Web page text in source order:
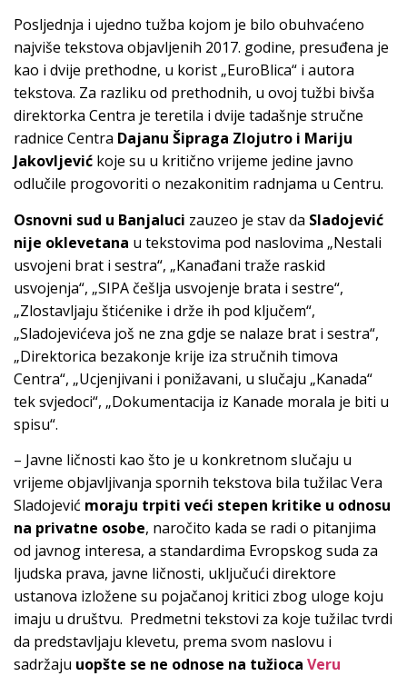
Posljednja i ujedno tužba kojom je bilo obuhvaćeno
najviše tekstova objavljenih 2017. godine, presuđena je
kao i dvije prethodne, u korist „EuroBlica“ i autora
tekstova. Za razliku od prethodnih, u ovoj tužbi bivša
direktorka Centra je teretila i dvije tadašnje stručne
radnice Centra Dajanu Šipraga Zlojutro i Mariju
Jakovljević koje su u kritično vrijeme jedine javno
odlučile progovoriti o nezakonitim radnjama u Centru.
Osnovni sud u Banjaluci zauzeo je stav da Sladojević
nije oklevetana u tekstovima pod naslovima „Nestali
usvojeni brat i sestra“, „Kanađani traže raskid
usvojenja“, „SIPA češlja usvojenje brata i sestre“,
„Zlostavljaju štićenike i drže ih pod ključem“,
„Sladojevićeva još ne zna gdje se nalaze brat i sestra“,
„Direktorica bezakonje krije iza stručnih timova
Centra“, „Ucjenjivani i ponižavani, u slučaju „Kanada“
tek svjedoci“, „Dokumentacija iz Kanade morala je biti u
spisu“.
– Javne ličnosti kao što je u konkretnom slučaju u
vrijeme objavljivanja spornih tekstova bila tužilac Vera
Sladojević moraju trpiti veći stepen kritike u odnosu
na privatne osobe, naročito kada se radi o pitanjima
od javnog interesa, a standardima Evropskog suda za
ljudska prava, javne ličnosti, uključući direktore
ustanova izložene su pojačanoj kritici zbog uloge koju
imaju u društvu. Predmetni tekstovi za koje tužilac tvrdi
da predstavljaju klevetu, prema svom naslovu i
sadržaju uopšte se ne odnose na tužioca Veru